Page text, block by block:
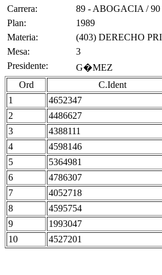
Carrera:
89 - ABOGACIA /
Plan:
1989
Materia:
(403) DERECHO
Mesa:
3
Presidente:
G�MEZ
Ord
C.Ident
1
4652347
2 4486627
3 4388111
4 4598146
5 5364981
6 4786307
7 4052718
8 4595754
9 1993047
10 4527201